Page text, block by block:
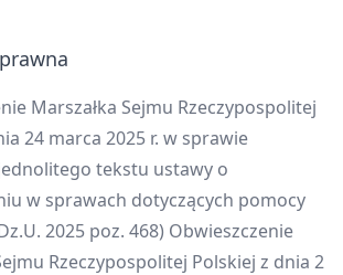
Marszałka Sejmu Rzeczypospolitej
24 marca 2025 r. w sprawie
tekstu ustawy o
w sprawach dotyczących pomocy
2025 poz. 468) Obwieszczenie
Rzeczypospolitej Polskiej z dnia 2